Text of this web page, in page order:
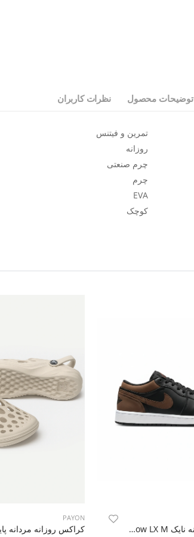
توضیحات محصول نظرات کاربران
تمرین و فیتنس
روزانه
چرم صنعتی
چرم
EVA
کوچک
کتونی روزانه مردانه نایک Nike Air Jordan 1 Low LX M
PAYON